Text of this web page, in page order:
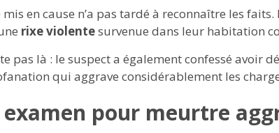
mis en cause n’a pas tardé à reconnaître les
rixe violentesurvenue dans leur habitation
pas là : le suspect a également confessé avoir
qui aggrave considérablement les
examen pour meurtre